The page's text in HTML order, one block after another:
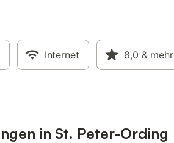
Internet 8,0 & mehr
in St. Peter-Ording